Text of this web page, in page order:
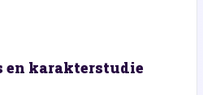
en karakterstudie